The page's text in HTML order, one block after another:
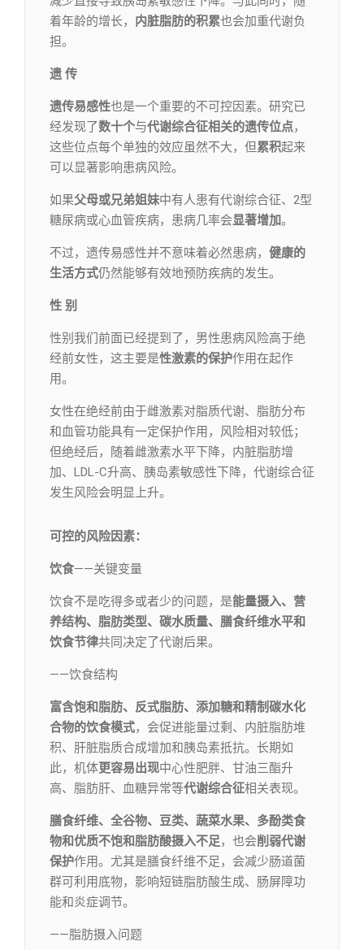
着年龄的增长， 内脏脂肪的积累也会加重代谢负
担。
遗 传
遗传易感性也是一个重要的不可控因素。研究已
经发现了数十个与代谢综合征相关的遗传位点，
这些位点每个单独的效应虽然不大，但累积起来
可以显著影响患病风险。
如果父母或兄弟姐妹中有人患有代谢综合征、2型
糖尿病或心血管疾病，患病几率会显著增加。
不过，遗传易感性并不意味着必然患病， 健康的
生活方式仍然能够有效地预防疾病的发生。
性 别
性别我们前面已经提到了，男性患病风险高于绝
经前女性，这主要是性激素的保护作用在起作
用。
女性在绝经前由于雌激素对脂质代谢、脂肪分布
和血管功能具有一定保护作用，风险相对较低；
但绝经后，随着雌激素水平下降，内脏脂肪增
加、LDL-C升高、胰岛素敏感性下降，代谢综合征
发生风险会明显上升。
可控的风险因素：
饮食——关键变量
饮食不是吃得多或者少的问题，是能量摄入、营
养结构、脂肪类型、碳水质量、膳食纤维水平和
饮食节律共同决定了代谢后果。
——饮食结构
富含饱和脂肪、反式脂肪、添加糖和精制碳水化
合物的饮食模式，会促进能量过剩、内脏脂肪堆
积、肝脏脂质合成增加和胰岛素抵抗。长期如
此，机体更容易出现中心性肥胖、甘油三酯升
高、脂肪肝、血糖异常等代谢综合征相关表现。
膳食纤维、全谷物、豆类、蔬菜水果、多酚类食
物和优质不饱和脂肪酸摄入不足，也会削弱代谢
保护作用。尤其是膳食纤维不足，会减少肠道菌
群可利用底物，影响短链脂肪酸生成、肠屏障功
能和炎症调节。
——脂肪摄入问题